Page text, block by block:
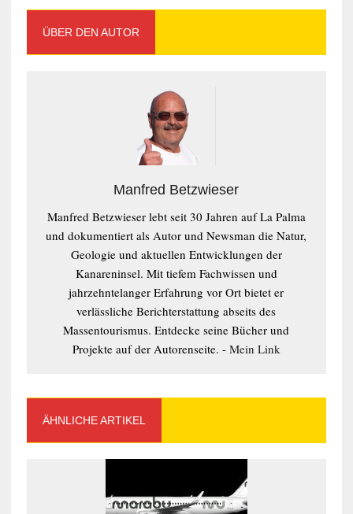
ÜBER DEN AUTOR
Manfred Betzwieser
Manfred Betzwieser lebt seit 30 Jahren auf La Palma
und dokumentiert als Autor und Newsman die Natur,
Geologie und aktuellen Entwicklungen der
Kanareninsel. Mit tiefem Fachwissen und
jahrzehntelanger Erfahrung vor Ort bietet er
verlässliche Berichterstattung abseits des
Massentourismus. Entdecke seine Bücher und
Projekte auf der Autorenseite. - Mein Link
ÄHNLICHE ARTIKEL